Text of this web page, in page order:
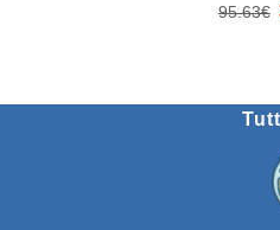
95.63€